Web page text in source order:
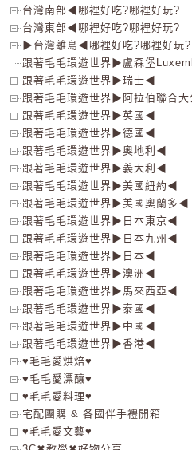
台灣南部◀哪裡好吃?哪裡好玩?
台灣東部◀哪裡好吃?哪裡好玩?
▶台灣離島◀哪裡好吃?哪裡好玩?
跟著毛毛環遊世界▶盧森堡
跟著毛毛環遊世界▶瑞士◀
跟著毛毛環遊世界▶阿拉伯聯合
跟著毛毛環遊世界▶英國◀
跟著毛毛環遊世界▶德國◀
跟著毛毛環遊世界▶奧地利◀
跟著毛毛環遊世界▶義大利◀
跟著毛毛環遊世界▶美國紐約◀
跟著毛毛環遊世界▶美國奧蘭多◀
跟著毛毛環遊世界▶日本東京◀
跟著毛毛環遊世界▶日本九州◀
跟著毛毛環遊世界▶日本◀
跟著毛毛環遊世界▶澳洲◀
跟著毛毛環遊世界▶馬來西亞◀
跟著毛毛環遊世界▶泰國◀
跟著毛毛環遊世界▶中國◀
跟著毛毛環遊世界▶香港◀
♥毛毛愛烘焙♥
♥毛毛愛漂釀♥
♥毛毛愛料理♥
宅配團購 & 各國伴手禮開箱
♥毛毛愛文藝♥